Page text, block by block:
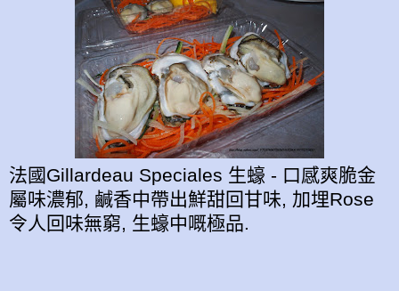
法國Gillardeau Speciales 生蠔 - 口感爽脆金
屬味濃郁, 鹹香中帶出鮮甜回甘味, 加埋Rose
令人回味無窮, 生蠔中嘅極品.